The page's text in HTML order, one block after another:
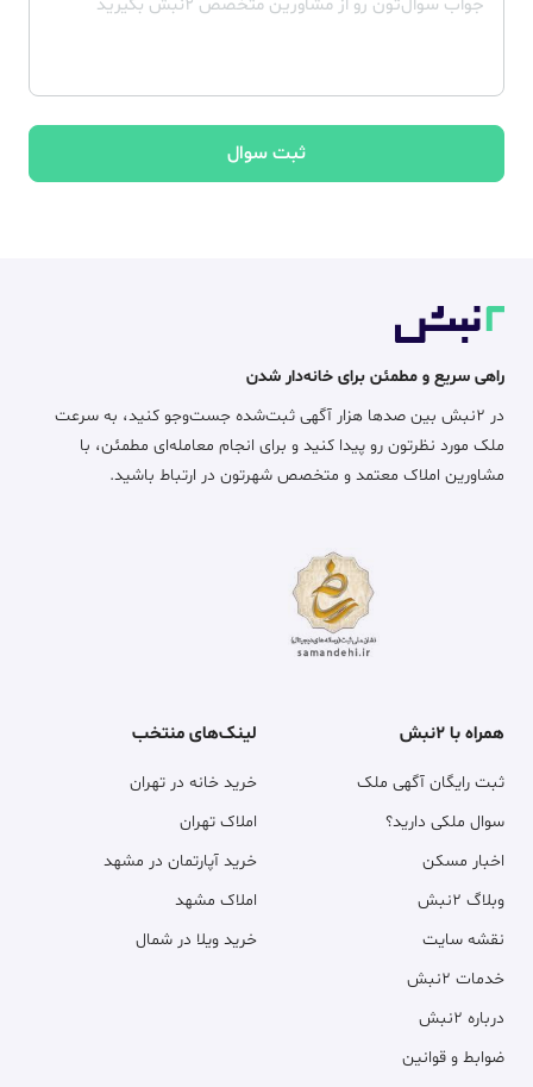
ثبت سوال
راهی سریع و مطمئن برای خانه‌دار شدن
در ۲نبش بین صدها هزار آگهی ثبت‌شده جست‌وجو کنید، به سرعت
ملک مورد نظرتون رو پیدا کنید و برای انجام معامله‌ای مطمئن، با
مشاورین املاک معتمد و متخصص شهرتون در ارتباط باشید.
همراه با ۲نبش
ثبت رایگان آگهی ملک
سوال ملکی دارید؟
اخبار مسکن
وبلاگ ۲نبش
نقشه سایت
خدمات ۲نبش
درباره ۲نبش
ضوابط و قوانین
لینک‌های منتخب
خرید خانه در تهران
املاک تهران
خرید آپارتمان در مشهد
املاک مشهد
خرید ویلا در شمال